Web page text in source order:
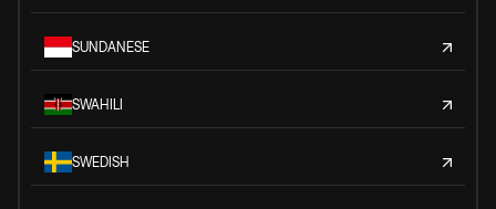
SUNDANESE
SWAHILI
SWEDISH